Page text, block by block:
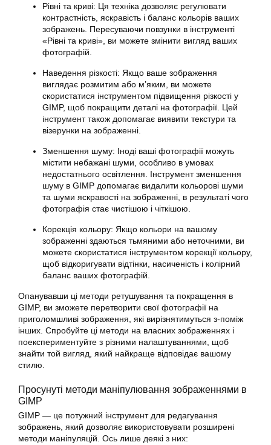
Рівні та криві: Ця техніка дозволяє регулювати
контрастність, яскравість і баланс кольорів ваших
зображень. Пересуваючи повзунки в інструменті
«Рівні та криві», ви можете змінити вигляд ваших
фотографій
Наведення різкості: Якщо ваше зображення
виглядає розмитим або м’яким, ви можете
скористатися інструментом підвищення різкості у
GIMP, щоб покращити деталі на фотографії. Цей
інструмент також допомагає виявити текстури та
візерунки на зображенні.
Зменшення шуму: Іноді ваші фотографії можуть
містити небажані шуми, особливо в умовах
недостатнього освітлення. Інструмент зменшення
шуму в GIMP допомагає видалити кольорові шуми
та шуми яскравості на зображенні, в результаті чого
фотографія стає чистішою і чіткішою.
Корекція кольору: Якщо кольори на вашому
зображенні здаються тьмяними або неточними, ви
можете скористатися інструментом корекції кольору,
щоб відкоригувати відтінки, насиченість і колірний
баланс ваших фотографій
Опанувавши ці методи ретушування та покращення в
GIMP, ви зможете перетворити свої фотографії на
приголомшливі зображення, які вирізнятимуться з-поміж
інших. Спробуйте ці методи на власних зображеннях і
поекспериментуйте з різними налаштуваннями, щоб
знайти той вигляд, який найкраще відповідає вашому
стилю.
Просунуті методи маніпулювання зображеннями в
GIMP
GIMP — це потужний інструмент для редагування
зображень, який дозволяє використовувати розширені
методи маніпуляцій. Ось лише деякі з них: